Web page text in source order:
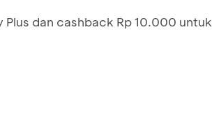
dan cashback Rp 10.000 untuk